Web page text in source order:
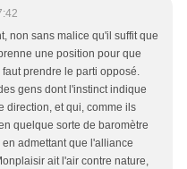
non sans malice qu'il suffit que
une position pour que
prendre le parti opposé.
gens dont l'instinct indique
direction, et qui, comme ils
quelque sorte de baromètre
admettant que l'alliance
ait l'air contre nature,